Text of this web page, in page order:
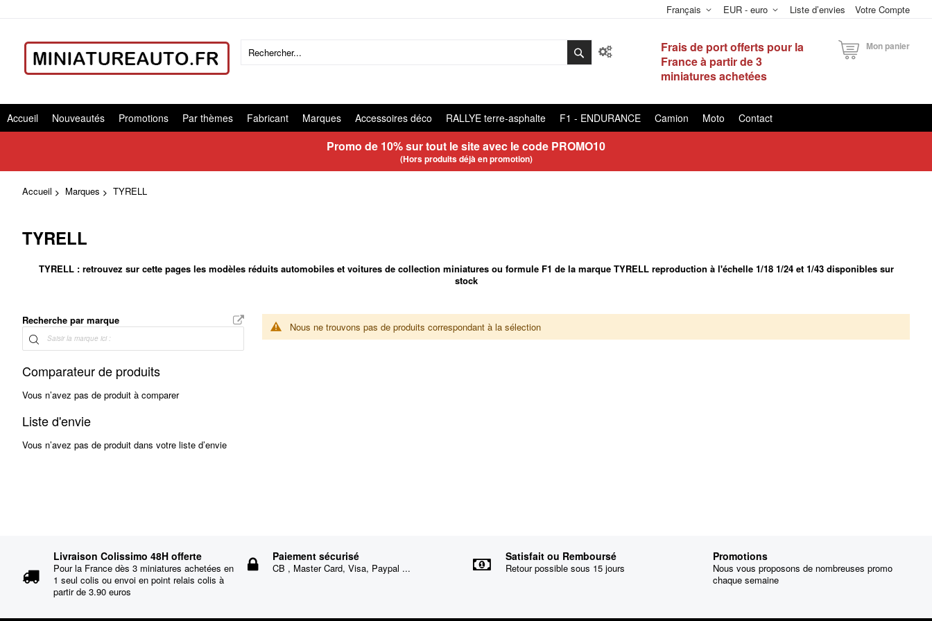
Liste d’envies Votre Compte
EUR - euro
Français
Frais de port offerts pour la
France à partir de 3
miniatures achetées
Mon panier
Accueil Nouveautés Promotions Par thèmes Fabricant Marques Accessoires déco RALLYE terre-asphalte F1 - ENDURANCE Camion Moto Contact
Promo de 10% sur tout le site avec le code PROMO10
(Hors produits déjà en promotion)
Accueil Marques TYRELL
TYRELL
TYRELL : retrouvez sur cette pages les modèles réduits automobiles et voitures de collection miniatures ou formule F1 de la marque TYRELL reproduction à l'échelle 1/18 1/24 et 1/43 disponibles sur
stock
Nous ne trouvons pas de produits correspondant à la sélection
Recherche par marque
Comparateur de produits
Vous n’avez pas de produit à comparer
Liste d'envie
Vous n’avez pas de produit dans votre liste d’envie
Livraison Colissimo 48H offerte
Pour la France dès 3 miniatures achetées en
1 seul colis ou envoi en point relais colis à
partir de 3.90 euros
Paiement sécurisé
CB , Master Card, Visa, Paypal ...
Satisfait ou Remboursé
Retour possible sous 15 jours
Promotions
Nous vous proposons de nombreuses promo
chaque semaine